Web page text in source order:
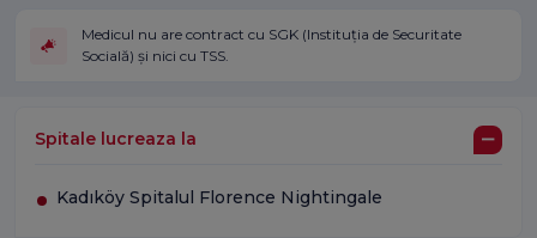
Medicul nu are contract cu SGK (Instituția de Securitate
Socială) și nici cu TSS.
Spitale lucreaza la
Kadıköy Spitalul Florence Nightingale